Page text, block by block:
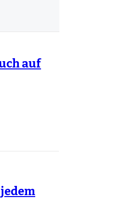
auf